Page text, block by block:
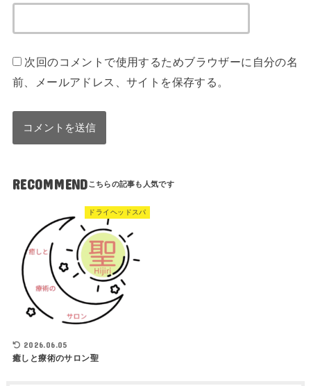
次回のコメントで使用するためブラウザーに自分の名
前、メールアドレス、サイトを保存する。
RECOMMEND
ドライヘッドスパ
2026.06.05
癒しと療術のサロン聖